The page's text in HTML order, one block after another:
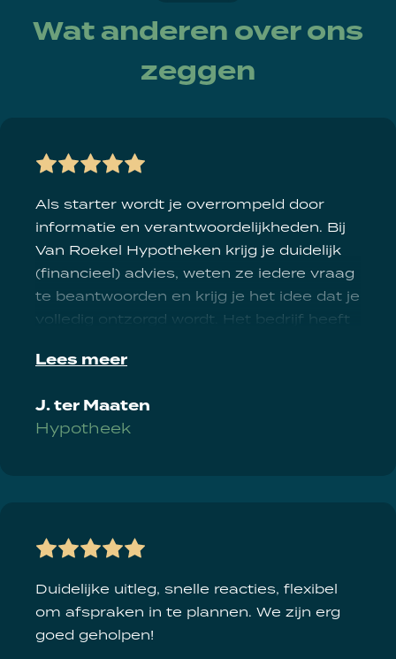
Wat anderen over ons
zeggen
Als starter wordt je overrompeld door
informatie en verantwoordelijkheden. Bij
Van Roekel Hypotheken krijg je duidelijk
(financieel) advies, weten ze iedere vraag
te beantwoorden en krijg je het idee dat je
volledig ontzorgd wordt. Het bedrijf heeft
mensen in dienst. Ik kan niet beweren dat
blijft een flinke uitgave), maar wel zonder
zorgen en met veel vertrouwen in Marco
Lees meer
J. ter Maaten
Hypotheek
Duidelijke uitleg, snelle reacties, flexibel
om afspraken in te plannen. We zijn erg
goed geholpen!